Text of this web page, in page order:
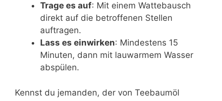
Trage es auf: Mit einem Wattebausch
direkt auf die betroffenen Stellen
auftragen.
Lass es einwirken: Mindestens 15
Minuten, dann mit lauwarmem Wasser
abspülen.
Kennst du jemanden, der von Teebaumöl